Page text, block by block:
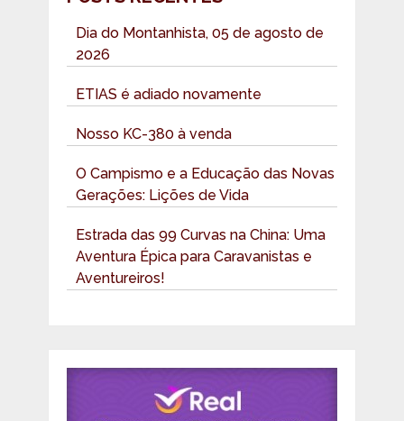
Dia do Montanhista, 05 de agosto de
2026
ETIAS é adiado novamente
Nosso KC-380 à venda
O Campismo e a Educação das Novas
Gerações: Lições de Vida
Estrada das 99 Curvas na China: Uma
Aventura Épica para Caravanistas e
Aventureiros!